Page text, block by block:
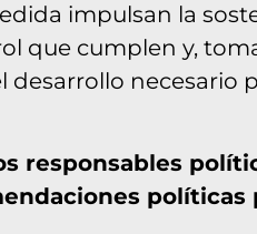
impulsan la
que cumplen y,
desarrollo
responsables
políticas